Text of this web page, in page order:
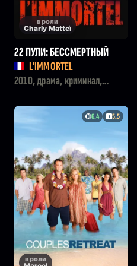
в роли
Charly Matteï
22 ПУЛИ: БЕССМЕРТНЫЙ
L'IMMORTEL
2010, драма, криминал,
6.4 5.5
в роли